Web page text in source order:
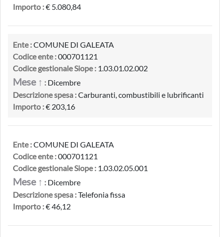
Importo :€ 5.080,84
Ente :COMUNE DI GALEATA
Codice ente :000701121
Codice gestionale Siope : 1.03.01.02.002
Mese ↑ : Dicembre
Descrizione spesa :Carburanti, combustibili e lubrificanti
Importo :€ 203,16
Ente :COMUNE DI GALEATA
Codice ente :000701121
Codice gestionale Siope : 1.03.02.05.001
Mese ↑ : Dicembre
Descrizione spesa :Telefonia fissa
Importo :€ 46,12